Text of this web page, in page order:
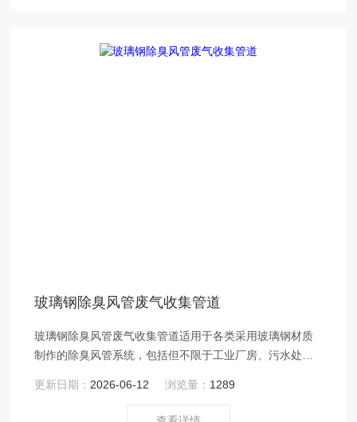
玻璃钢除臭风管废气收集管道
玻璃钢除臭风管废气收集管道适用于各类采用玻璃钢材质
制作的除臭风管系统，包括但不限于工业厂房、污水处理
更新日期： 2026-06-12 浏览量： 1289